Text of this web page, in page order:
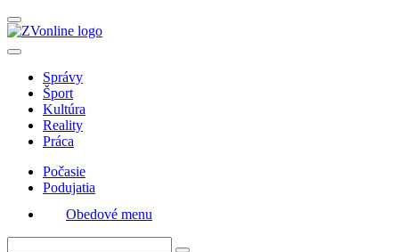
Správy
Šport
Kultúra
Reality
Práca
Počasie
Podujatia
Obedové menu